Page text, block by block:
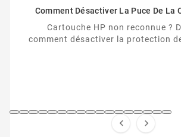
Comment Désactiver La Puce De La
Cartouche HP non reconnue ?
comment désactiver la protection
 